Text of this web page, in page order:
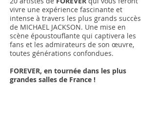
vivre une expérience fascinante et
intense à travers les plus grands succès
de MICHAEL JACKSON. Une mise en
scène époustouflante qui captivera les
fans et les admirateurs de son œuvre,
toutes générations confondues.
FOREVER, en tournée dans les plus
grandes salles de France !